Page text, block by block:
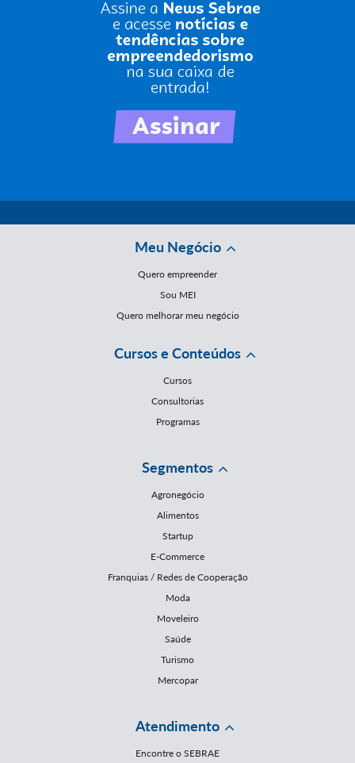
Meu Negócio
Quero empreender
Sou MEI
Quero melhorar meu negócio
Cursos e Conteúdos
Cursos
Consultorias
Programas
Segmentos
Agronegócio
Alimentos
Startup
E-Commerce
Franquias / Redes de Cooperação
Moda
Moveleiro
Saúde
Turismo
Mercopar
Atendimento
Encontre o SEBRAE